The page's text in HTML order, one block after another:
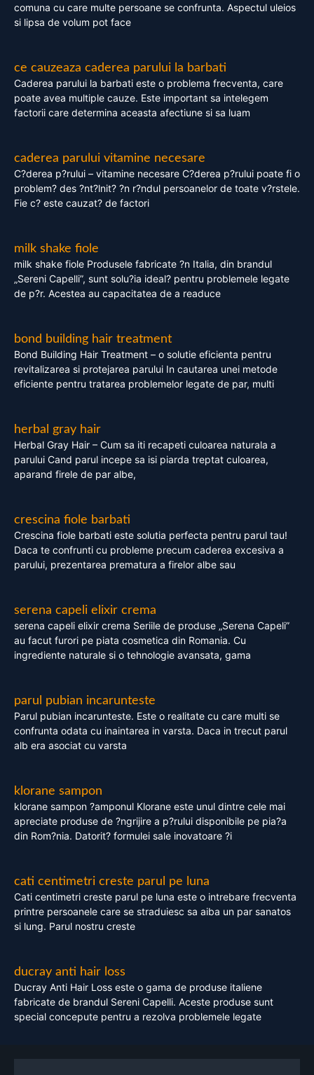
comuna cu care multe persoane se confrunta. Aspectul uleios
si lipsa de volum pot face
ce cauzeaza caderea parului la barbati
Caderea parului la barbati este o problema frecventa, care
poate avea multiple cauze. Este important sa intelegem
factorii care determina aceasta afectiune si sa luam
caderea parului vitamine necesare
C?derea p?rului – vitamine necesare C?derea p?rului poate fi o
problem? des ?nt?lnit? ?n r?ndul persoanelor de toate v?rstele.
Fie c? este cauzat? de factori
milk shake fiole
milk shake fiole Produsele fabricate ?n Italia, din brandul
„Sereni Capelli”, sunt solu?ia ideal? pentru problemele legate
de p?r. Acestea au capacitatea de a readuce
bond building hair treatment
Bond Building Hair Treatment – o solutie eficienta pentru
revitalizarea si protejarea parului In cautarea unei metode
eficiente pentru tratarea problemelor legate de par, multi
herbal gray hair
Herbal Gray Hair – Cum sa iti recapeti culoarea naturala a
parului Cand parul incepe sa isi piarda treptat culoarea,
aparand firele de par albe,
crescina fiole barbati
Crescina fiole barbati este solutia perfecta pentru parul tau!
Daca te confrunti cu probleme precum caderea excesiva a
parului, prezentarea prematura a firelor albe sau
serena capeli elixir crema
serena capeli elixir crema Seriile de produse „Serena Capeli”
au facut furori pe piata cosmetica din Romania. Cu
ingrediente naturale si o tehnologie avansata, gama
parul pubian incarunteste
Parul pubian incarunteste. Este o realitate cu care multi se
confrunta odata cu inaintarea in varsta. Daca in trecut parul
alb era asociat cu varsta
klorane sampon
klorane sampon ?amponul Klorane este unul dintre cele mai
apreciate produse de ?ngrijire a p?rului disponibile pe pia?a
din Rom?nia. Datorit? formulei sale inovatoare ?i
cati centimetri creste parul pe luna
Cati centimetri creste parul pe luna este o intrebare frecventa
printre persoanele care se straduiesc sa aiba un par sanatos
si lung. Parul nostru creste
ducray anti hair loss
Ducray Anti Hair Loss este o gama de produse italiene
fabricate de brandul Sereni Capelli. Aceste produse sunt
special concepute pentru a rezolva problemele legate